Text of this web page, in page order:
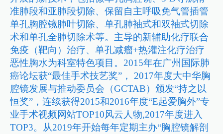
准肺段和亚肺段切除、保留自主呼吸免气管插管
单孔胸腔镜肺叶切除、单孔肺袖式和双袖式切除
术和单孔全肺切除术等。主导的新辅助化疗联合
免疫（靶向）治疗、单孔减瘤+热灌注化疗治疗
恶性胸水为科室特色项目。2015年在广州国际肺
癌论坛获“最佳手术技艺奖”， 2017年度大中华胸
腔镜发展与推动委员会（GCTAB）颁发“持之以
恒奖”，连续获得2015和2016年度“E起爱胸外”专
业手术视频网站TOP10风云人物,2017年度进入
TOP3。从2019年开始每年定期主办“胸腔镜解剖